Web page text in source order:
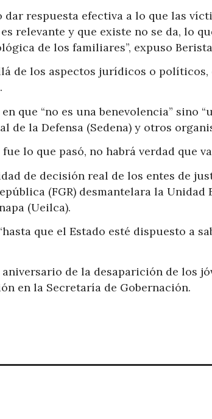
dar respuesta efectiva a lo que las
relevante y que existe no se da, lo
de los familiares”, expuso
de los aspectos jurídicos o políticos,
que “no es una benevolencia” sino
de la Defensa (Sedena) y otros
lo que pasó, no habrá verdad que
de decisión real de los entes de
(FGR) desmantelara la
(Ueilca).
que el Estado esté dispuesto a
de la desaparición de los
en la Secretaría de Gobernación.